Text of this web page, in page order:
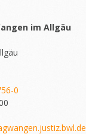
im Allgäu
0